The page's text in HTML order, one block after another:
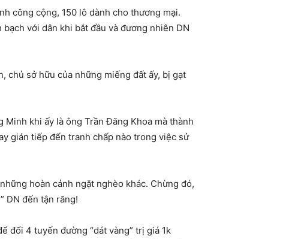
công cộng, 150 lô dành cho thương mại.
với dân khi bắt đầu và đương nhiên DN
chủ sở hữu của những miếng đất ấy, bị gạt
Minh khi ấy là ông Trần Đăng Khoa mà thành
gián tiếp đến tranh chấp nào trong việc sử
hoàn cảnh ngặt nghèo khác. Chừng đó,
DN đến tận răng!
đổi 4 tuyến đường “dát vàng” trị giá 1k